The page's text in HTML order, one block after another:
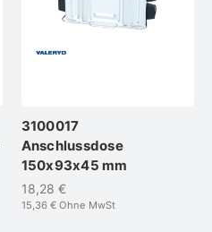
3100017
Anschlussdose
150x93x45 mm
18,28 €
15,36 €Ohne MwSt